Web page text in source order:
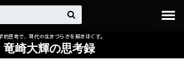
的思考で、現代の生きづらさを解きほぐす。
竜崎大輝の思考録